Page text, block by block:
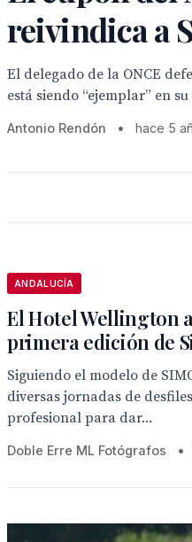
reivindica a
El delegado de la ONCE
está siendo “ejemplar” en
Antonio Rendón • hace 5
ANDALUCÍA
El Hotel Wellington
primera edición de
Siguiendo el modelo de
diversas jornadas de
profesional para dar...
Doble Erre ML Fotógrafos •